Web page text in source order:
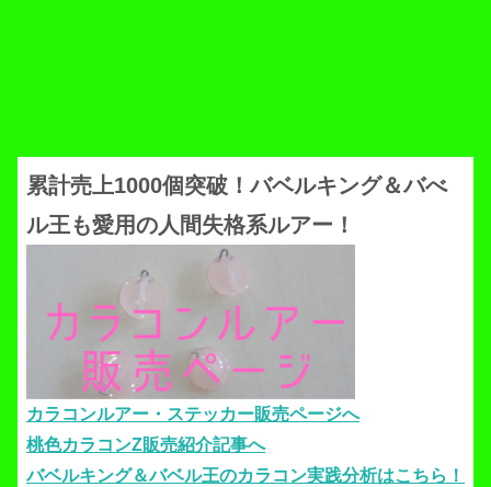
累計売上1000個突破！バベルキング＆バべ
ル王も愛用の人間失格系ルアー！
カラコンルアー・ステッカー販売ページへ
桃色カラコンZ販売紹介記事へ
バベルキング＆バベル王のカラコン実践分析はこちら！